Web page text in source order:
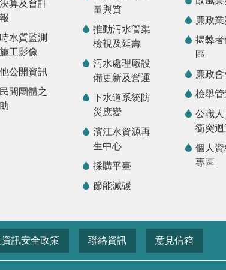
算及會計
水質監測
工影像
公開資訊
間團體之
量與質
推動污水管渠
檢視及延壽
污水處理廠設
備更新及營運
下水道系統防
災應變
濱江水資源再
生中心
採購平臺
節能減碳
廉政
揭弊
區
廉政
檢舉管
公職
衝突
個人
專區
資訊安全政策 聯絡資訊 意見信箱